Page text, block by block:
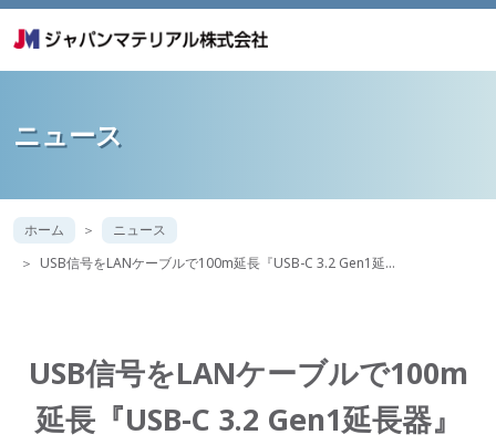
ニュース
ホーム
ニュース
USB信号をLANケーブルで100m延長『USB-C 3.2 Gen1延…
USB信号をLANケーブルで100m
延長『USB-C 3.2 Gen1延長器』